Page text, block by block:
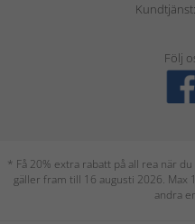
Följ
* Få 20% extra rabatt på all rea när
gäller fram till 16 augusti 2026. Max
andra